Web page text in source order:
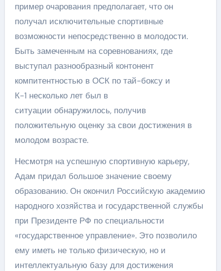
пример очарования предполагает, что он
получал исключительные спортивные
возможности непосредственно в молодости.
Быть замеченным на соревнованиях, где
выступал разнообразный контонент
компитентностью в ОСК по тай-боксу и
К-1 несколько лет был в
ситуации обнаружилось, получив
положительную оценку за свои достижения в
молодом возрасте.
Несмотря на успешную спортивную карьеру,
Адам придал большое значение своему
образованию. Он окончил Российскую академию
народного хозяйства и государственной службы
при Президенте РФ по специальности
«государственное управление». Это позволило
ему иметь не только физическую, но и
интеллектуальную базу для достижения